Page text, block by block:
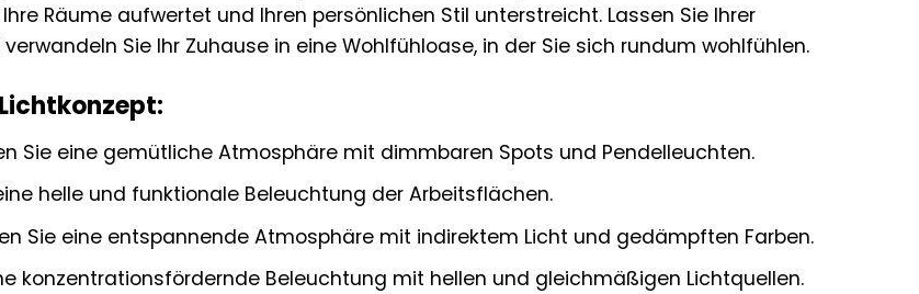
Räume aufwertet und Ihren persönlichen Stil unterstreicht. Lassen Sie Ihrer
Sie Ihr Zuhause in eine Wohlfühloase, in der Sie sich rundum wohlfühlen.
Sie eine gemütliche Atmosphäre mit dimmbaren Spots und Pendelleuchten.
helle und funktionale Beleuchtung der Arbeitsflächen.
Sie eine entspannende Atmosphäre mit indirektem Licht und gedämpften Farben.
konzentrationsfördernde Beleuchtung mit hellen und gleichmäßigen Lichtquellen.